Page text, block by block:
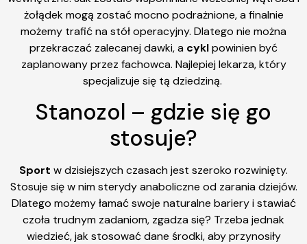
żołądek mogą zostać mocno podrażnione, a finalnie
możemy trafić na stół operacyjny. Dlatego nie można
przekraczać zalecanej dawki, a cyklpowinien być
zaplanowany przez fachowca. Najlepiej lekarza, który
specjalizuje się tą dziedziną.
Stanozol – gdzie się go
stosuje?
Sport w dzisiejszych czasach jest szeroko rozwinięty.
Stosuje się w nim sterydy anaboliczne od zarania dziejów.
Dlatego możemy łamać swoje naturalne bariery i stawiać
czoła trudnym zadaniom, zgadza się? Trzeba jednak
wiedzieć, jak stosować dane środki, aby przynosiły